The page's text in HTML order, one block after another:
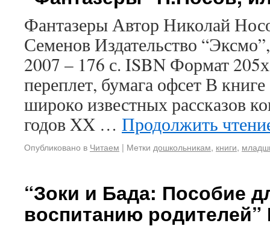
Фантазеры Автор Николай
Семенов Издательство
2007 – 176 с. ISBN Формат
переплет, бумага офсет В
широко известных рассказов
годов XX … Продолжить
Опубликовано в Читаем | Метки дошкольникам, книги,
“Зоки и Бада: Пособие
воспитанию